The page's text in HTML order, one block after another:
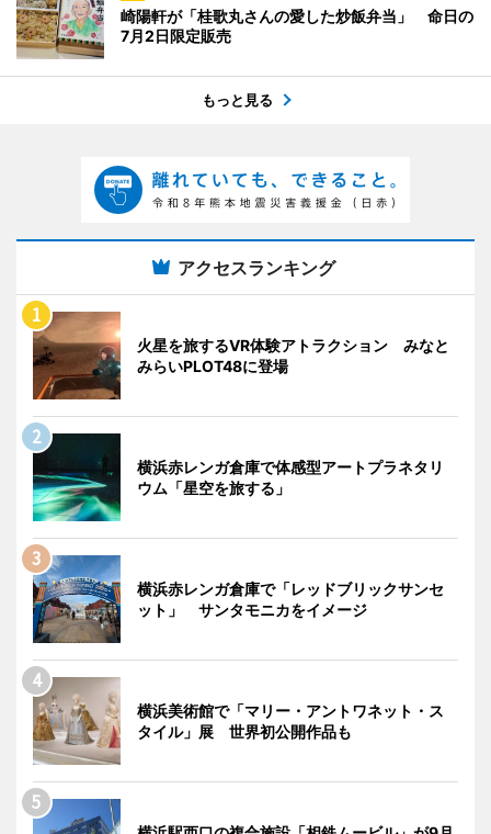
崎陽軒が「桂歌丸さんの愛した炒飯弁当」 命日の
7月2日限定販売
もっと見る
アクセスランキング
火星を旅するVR体験アトラクション みなと
みらいPLOT48に登場
横浜赤レンガ倉庫で体感型アートプラネタリ
ウム「星空を旅する」
横浜赤レンガ倉庫で「レッドブリックサンセ
ット」 サンタモニカをイメージ
横浜美術館で「マリー・アントワネット・ス
タイル」展 世界初公開作品も